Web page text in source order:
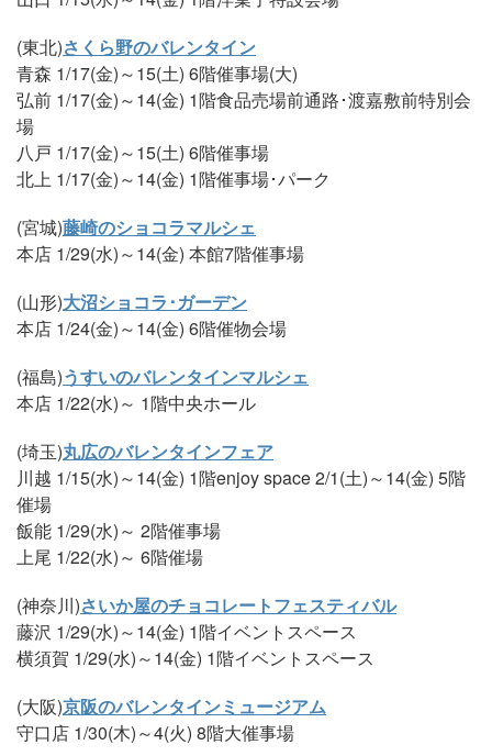
(東北)さくら野のバレンタイン
青森 1/17(金)～15(土) 6階催事場(大)
弘前 1/17(金)～14(金) 1階食品売場前通路･渡嘉敷前特別会
場
八戸 1/17(金)～15(土) 6階催事場
北上 1/17(金)～14(金) 1階催事場･パーク
(宮城)藤崎のショコラマルシェ
本店 1/29(水)～14(金) 本館7階催事場
(山形)大沼ショコラ･ガーデン
本店 1/24(金)～14(金) 6階催物会場
(福島)うすいのバレンタインマルシェ
本店 1/22(水)～ 1階中央ホール
(埼玉)丸広のバレンタインフェア
川越 1/15(水)～14(金) 1階enjoy space 2/1(土)～14(金) 5階
催場
飯能 1/29(水)～ 2階催事場
上尾 1/22(水)～ 6階催場
(神奈川)さいか屋のチョコレートフェスティバル
藤沢 1/29(水)～14(金) 1階イベントスペース
横須賀 1/29(水)～14(金) 1階イベントスペース
(大阪)京阪のバレンタインミュージアム
守口店 1/30(木)～4(火) 8階大催事場